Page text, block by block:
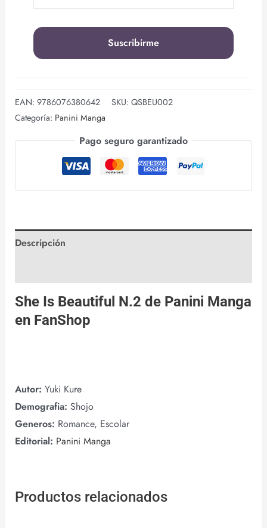
EAN: 9786076380642 SKU: QSBEU002
Categoría: Panini Manga
Pago seguro garantizado
Descripción
She Is Beautiful N.2 de Panini Manga
en FanShop
Autor: Yuki Kure
Demografia: Shojo
Generos: Romance, Escolar
Editorial: Panini Manga
Productos relacionados